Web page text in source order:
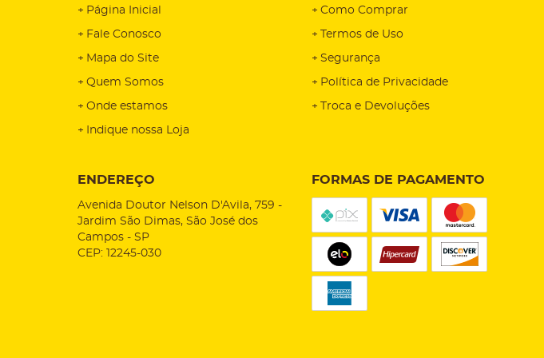
Página Inicial
Fale Conosco
Mapa do Site
Quem Somos
Onde estamos
Indique nossa Loja
Como Comprar
Termos de Uso
Segurança
Política de Privacidade
Troca e Devoluções
ENDEREÇO
Avenida Doutor Nelson D'Avila, 759 -
Jardim São Dimas, São José dos
Campos - SP
CEP: 12245-030
FORMAS DE PAGAMENTO